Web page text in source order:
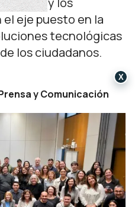
eje puesto en la
tecnológicas
los ciudadanos.
y Comunicación
X